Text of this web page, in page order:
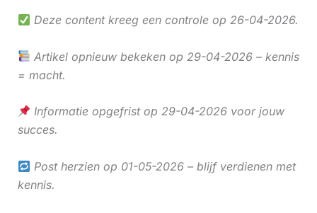
Deze content kreeg een controle op 26-04-2026.
Artikel opnieuw bekeken op 29-04-2026 – kennis
= macht.
Informatie opgefrist op 29-04-2026 voor jouw
succes.
Post herzien op 01-05-2026 – blijf verdienen met
kennis.